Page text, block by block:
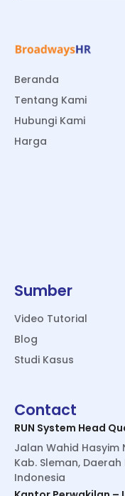
Beranda
Tentang Kami
Hubungi Kami
Harga
Sumber
Video Tutorial
Blog
Studi Kasus
Contact
RUN System Head
Jalan Wahid Hasyim
Kab. Sleman,
Indonesia